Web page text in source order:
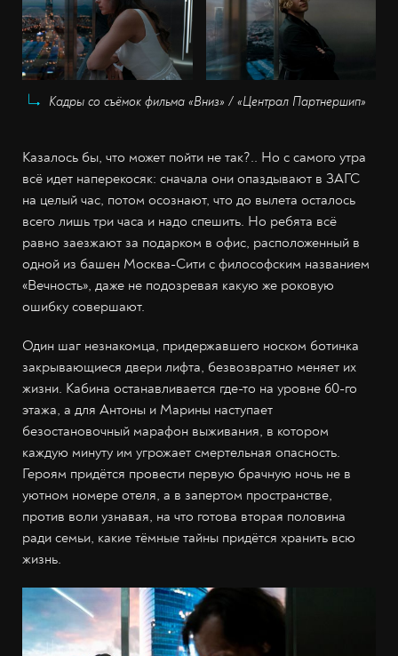
Кадры со съёмок фильма «Вниз» / «Централ Партнершип»
Казалось бы, что может пойти не так?.. Но с самого утра
всё идет наперекосяк: сначала они опаздывают в ЗАГС
на целый час, потом осознают, что до вылета осталось
всего лишь три часа и надо спешить. Но ребята всё
равно заезжают за подарком в офис, расположенный в
одной из башен Москва-Сити с философским названием
«Вечность», даже не подозревая какую же роковую
ошибку совершают.
Один шаг незнакомца, придержавшего носком ботинка
закрывающиеся двери лифта, безвозвратно меняет их
жизни. Кабина останавливается где-то на уровне 60-го
этажа, а для Антоны и Марины наступает
безостановочный марафон выживания, в котором
каждую минуту им угрожает смертельная опасность.
Героям придётся провести первую брачную ночь не в
уютном номере отеля, а в запертом пространстве,
против воли узнавая, на что готова вторая половина
ради семьи, какие тёмные тайны придётся хранить всю
жизнь.